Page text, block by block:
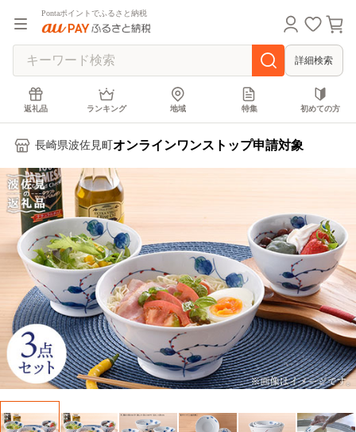
Pontaポイントでふるさと納税
詳細検索
返礼品 ランキング 地域 特集 初めての方
長崎県波佐見町 オンラインワンストップ申請対象